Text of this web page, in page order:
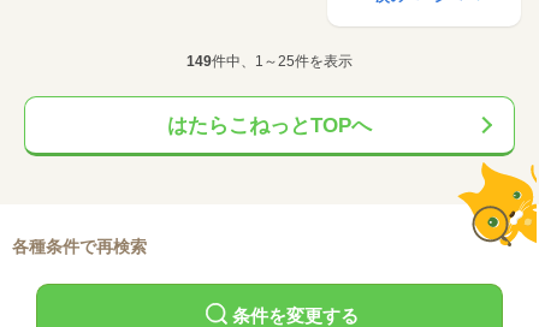
149件中、1～25件を表示
はたらこねっとTOPへ
各種条件で再検索
条件を変更する